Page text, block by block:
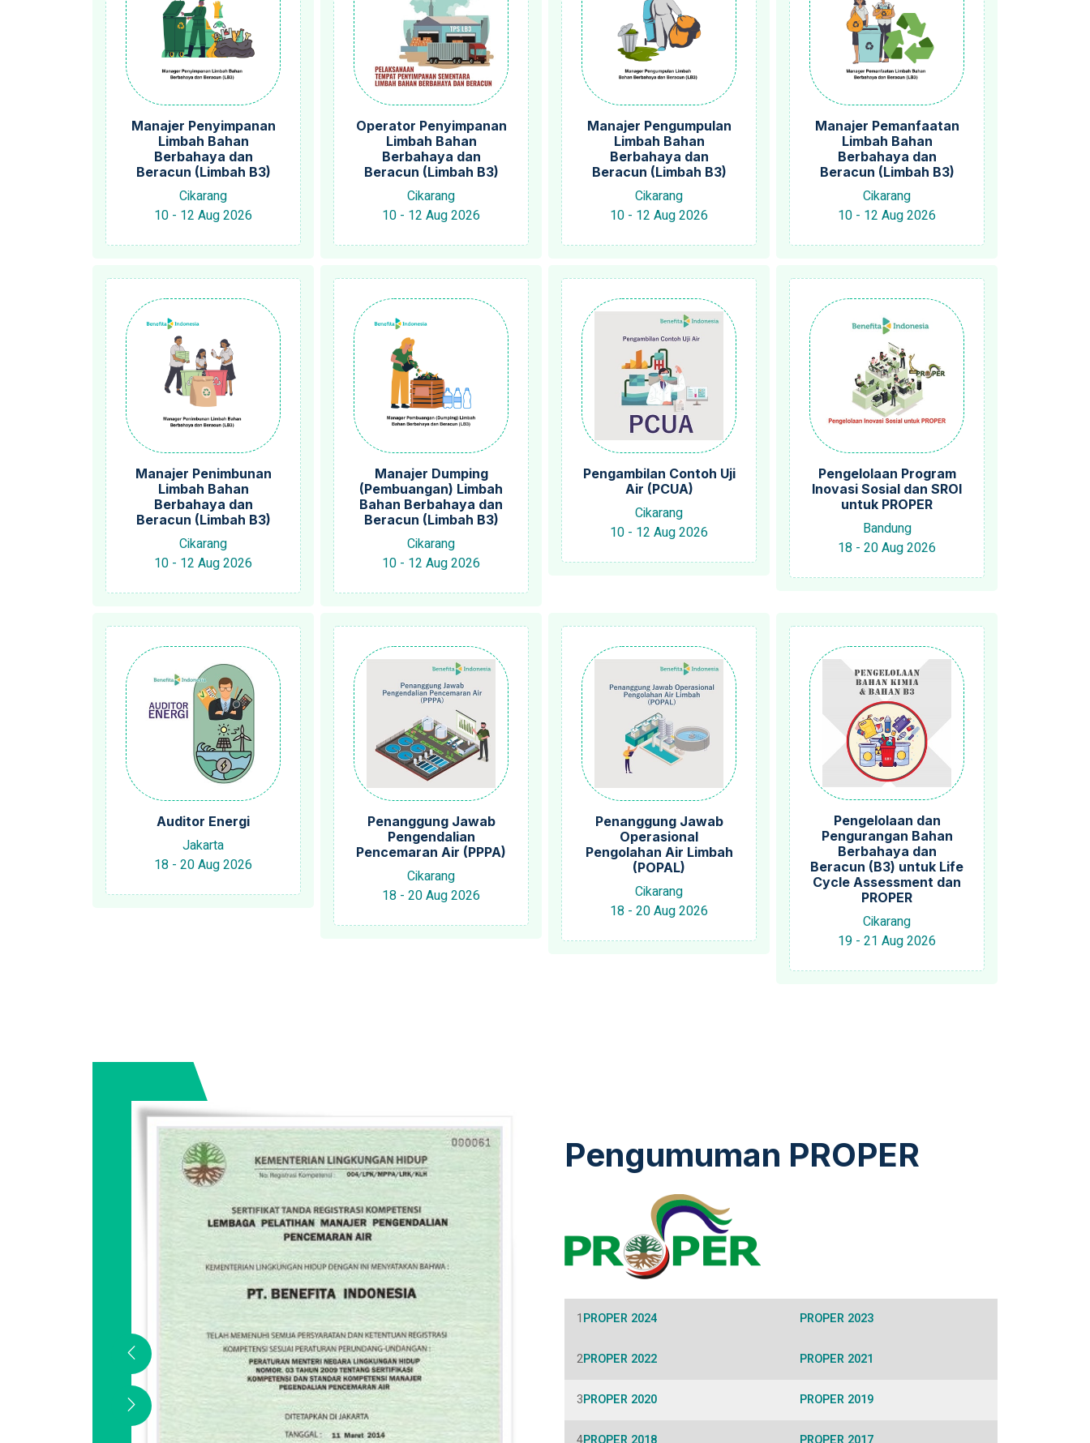
Manajer Penyimpanan
Limbah Bahan
Berbahaya dan
Beracun (Limbah B3)
Cikarang
10 - 12 Aug 2026
Operator Penyimpanan
Limbah Bahan
Berbahaya dan
Beracun (Limbah B3)
Cikarang
10 - 12 Aug 2026
Manajer Pengumpulan
Limbah Bahan
Berbahaya dan
Beracun (Limbah B3)
Cikarang
10 - 12 Aug 2026
Manajer Pemanfaatan
Limbah Bahan
Berbahaya dan
Beracun (Limbah B3)
Cikarang
10 - 12 Aug 2026
Manajer Penimbunan
Limbah Bahan
Berbahaya dan
Beracun (Limbah B3)
Cikarang
10 - 12 Aug 2026
Manajer Dumping
(Pembuangan) Limbah
Bahan Berbahaya dan
Beracun (Limbah B3)
Cikarang
10 - 12 Aug 2026
Pengambilan Contoh Uji
Air (PCUA)
Cikarang
10 - 12 Aug 2026
Pengelolaan Program
Inovasi Sosial dan SROI
untuk PROPER
Bandung
18 - 20 Aug 2026
Auditor Energi
Jakarta
18 - 20 Aug 2026
Penanggung Jawab
Pengendalian
Pencemaran Air (PPPA)
Cikarang
18 - 20 Aug 2026
Penanggung Jawab
Operasional
Pengolahan Air Limbah
(POPAL)
Cikarang
18 - 20 Aug 2026
Pengelolaan dan
Pengurangan Bahan
Berbahaya dan
Beracun (B3) untuk Life
Cycle Assessment dan
PROPER
Cikarang
19 - 21 Aug 2026
Pengumuman PROPER
PROPER 2024 PROPER 2023
PROPER 2022 PROPER 2021
PROPER 2020 PROPER 2019